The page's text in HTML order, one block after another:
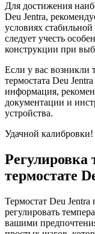
Для достижения
Deu Jentra,
условиях
следует учесть
конструкции при
Если у вас возникли
термостата Deu
информация,
документации и
устройства.
Удачной калибровки!
Регулировка
термостате
Термостат Deu
регулировать
вашими